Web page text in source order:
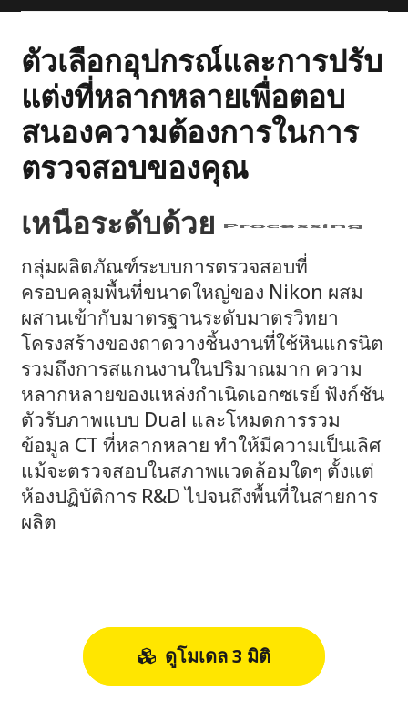
ตัวเลือกอุปกรณ์และการปรับ
แต่งที่หลากหลายเพื่อตอบ
สนองความต้องการในการ
ตรวจสอบของคุณ
เหนือระดับด้วย Technology
กลุ่มผลิตภัณฑ์ระบบการตรวจสอบที่
ครอบคลุมพื้นที่ขนาดใหญ่ของ Nikon ผสม
ผสานเข้ากับมาตรฐานระดับมาตรวิทยา
โครงสร้างของถาดวางชิ้นงานที่ใช้หินแกรนิต
รวมถึงการสแกนงานในปริมาณมาก ความ
หลากหลายของแหล่งกำเนิดเอกซเรย์ ฟังก์ชัน
ตัวรับภาพแบบ Dual และโหมดการรวม
ข้อมูล CT ที่หลากหลาย ทำให้มีความเป็นเลิศ
แม้จะตรวจสอบในสภาพแวดล้อมใดๆ ตั้งแต่
ห้องปฏิบัติการ R&D ไปจนถึงพื้นที่ในสายการ
ผลิต
ดูโมเดล 3 มิติ